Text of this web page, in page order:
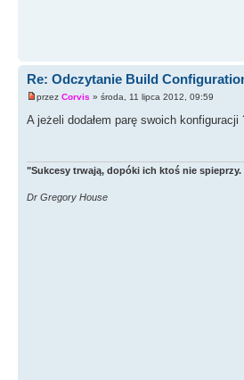
Re: Odczytanie Build
przez Corvis » środa, 11 lipca 2012, 09:59
A jeżeli dodałem parę swoich konfiguracji
"Sukcesy trwają, dopóki ich ktoś nie spieprzy.
Dr Gregory House